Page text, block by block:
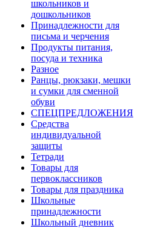
школьников и
дошкольников
Принадлежности для
письма и черчения
Продукты питания,
посуда и техника
Разное
Ранцы, рюкзаки, мешки
и сумки для сменной
обуви
СПЕЦПРЕДЛОЖЕНИЯ
Средства
индивидуальной
защиты
Тетради
Товары для
первоклассников
Товары для праздника
Школьные
принадлежности
Школьный дневник